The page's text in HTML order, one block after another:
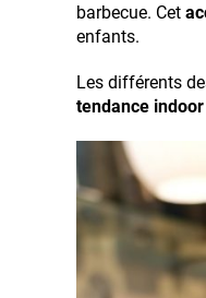
barbecue. Cet
enfants.
Les différents
tendance